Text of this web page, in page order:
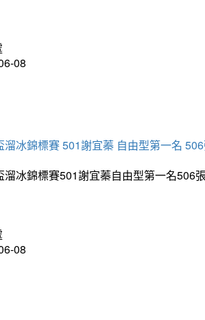
08
冰錦標賽 501謝宜蓁 自由型第一名
冰錦標賽501謝宜蓁自由型第一名
08